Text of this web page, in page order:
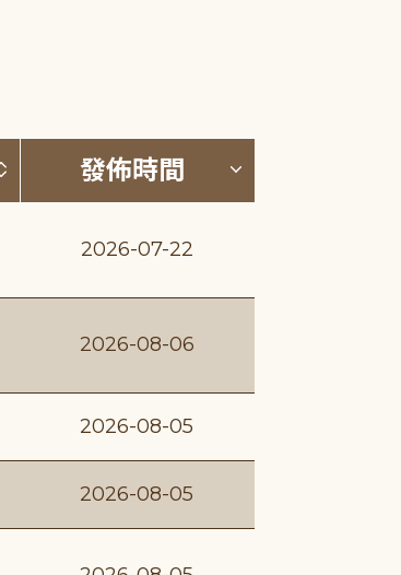
按發布單位排序 (升降冪)
發佈時間 按發佈時間
2026-07-22
2026-08-06
2026-08-05
2026-08-05